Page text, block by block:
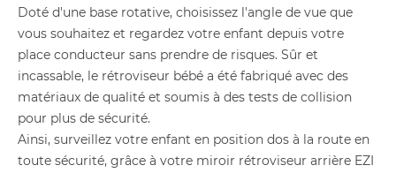
Doté d'une base rotative, choisissez l'angle de vue que
vous souhaitez et regardez votre enfant depuis votre
place conducteur sans prendre de risques. Sûr et
incassable, le rétroviseur bébé a été fabriqué avec des
matériaux de qualité et soumis à des tests de collision
pour plus de sécurité.
Ainsi, surveillez votre enfant en position dos à la route en
toute sécurité, grâce à votre miroir rétroviseur arrière EZI